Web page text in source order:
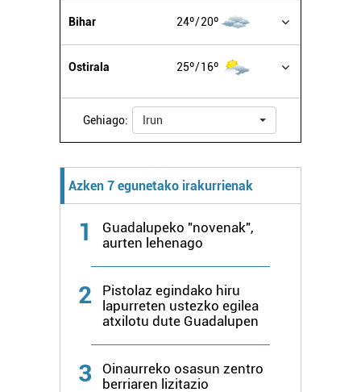
Bihar 24º 20º
Ostirala 25º 16º
Gehiago: Irun
Azken 7 egunetako irakurrienak
1
Guadalupeko "novenak",
aurten lehenago
2
Pistolaz egindako hiru
lapurreten ustezko egilea
atxilotu dute Guadalupen
3
Oinaurreko osasun zentro
berriaren lizitazio